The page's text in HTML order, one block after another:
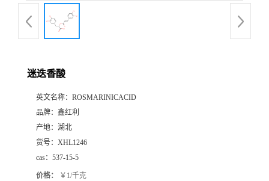
迷迭香酸
英文名称： ROSMARINICACID
品牌： 鑫红利
产地： 湖北
货号： XHL1246
cas： 537-15-5
价格： ￥1/千克